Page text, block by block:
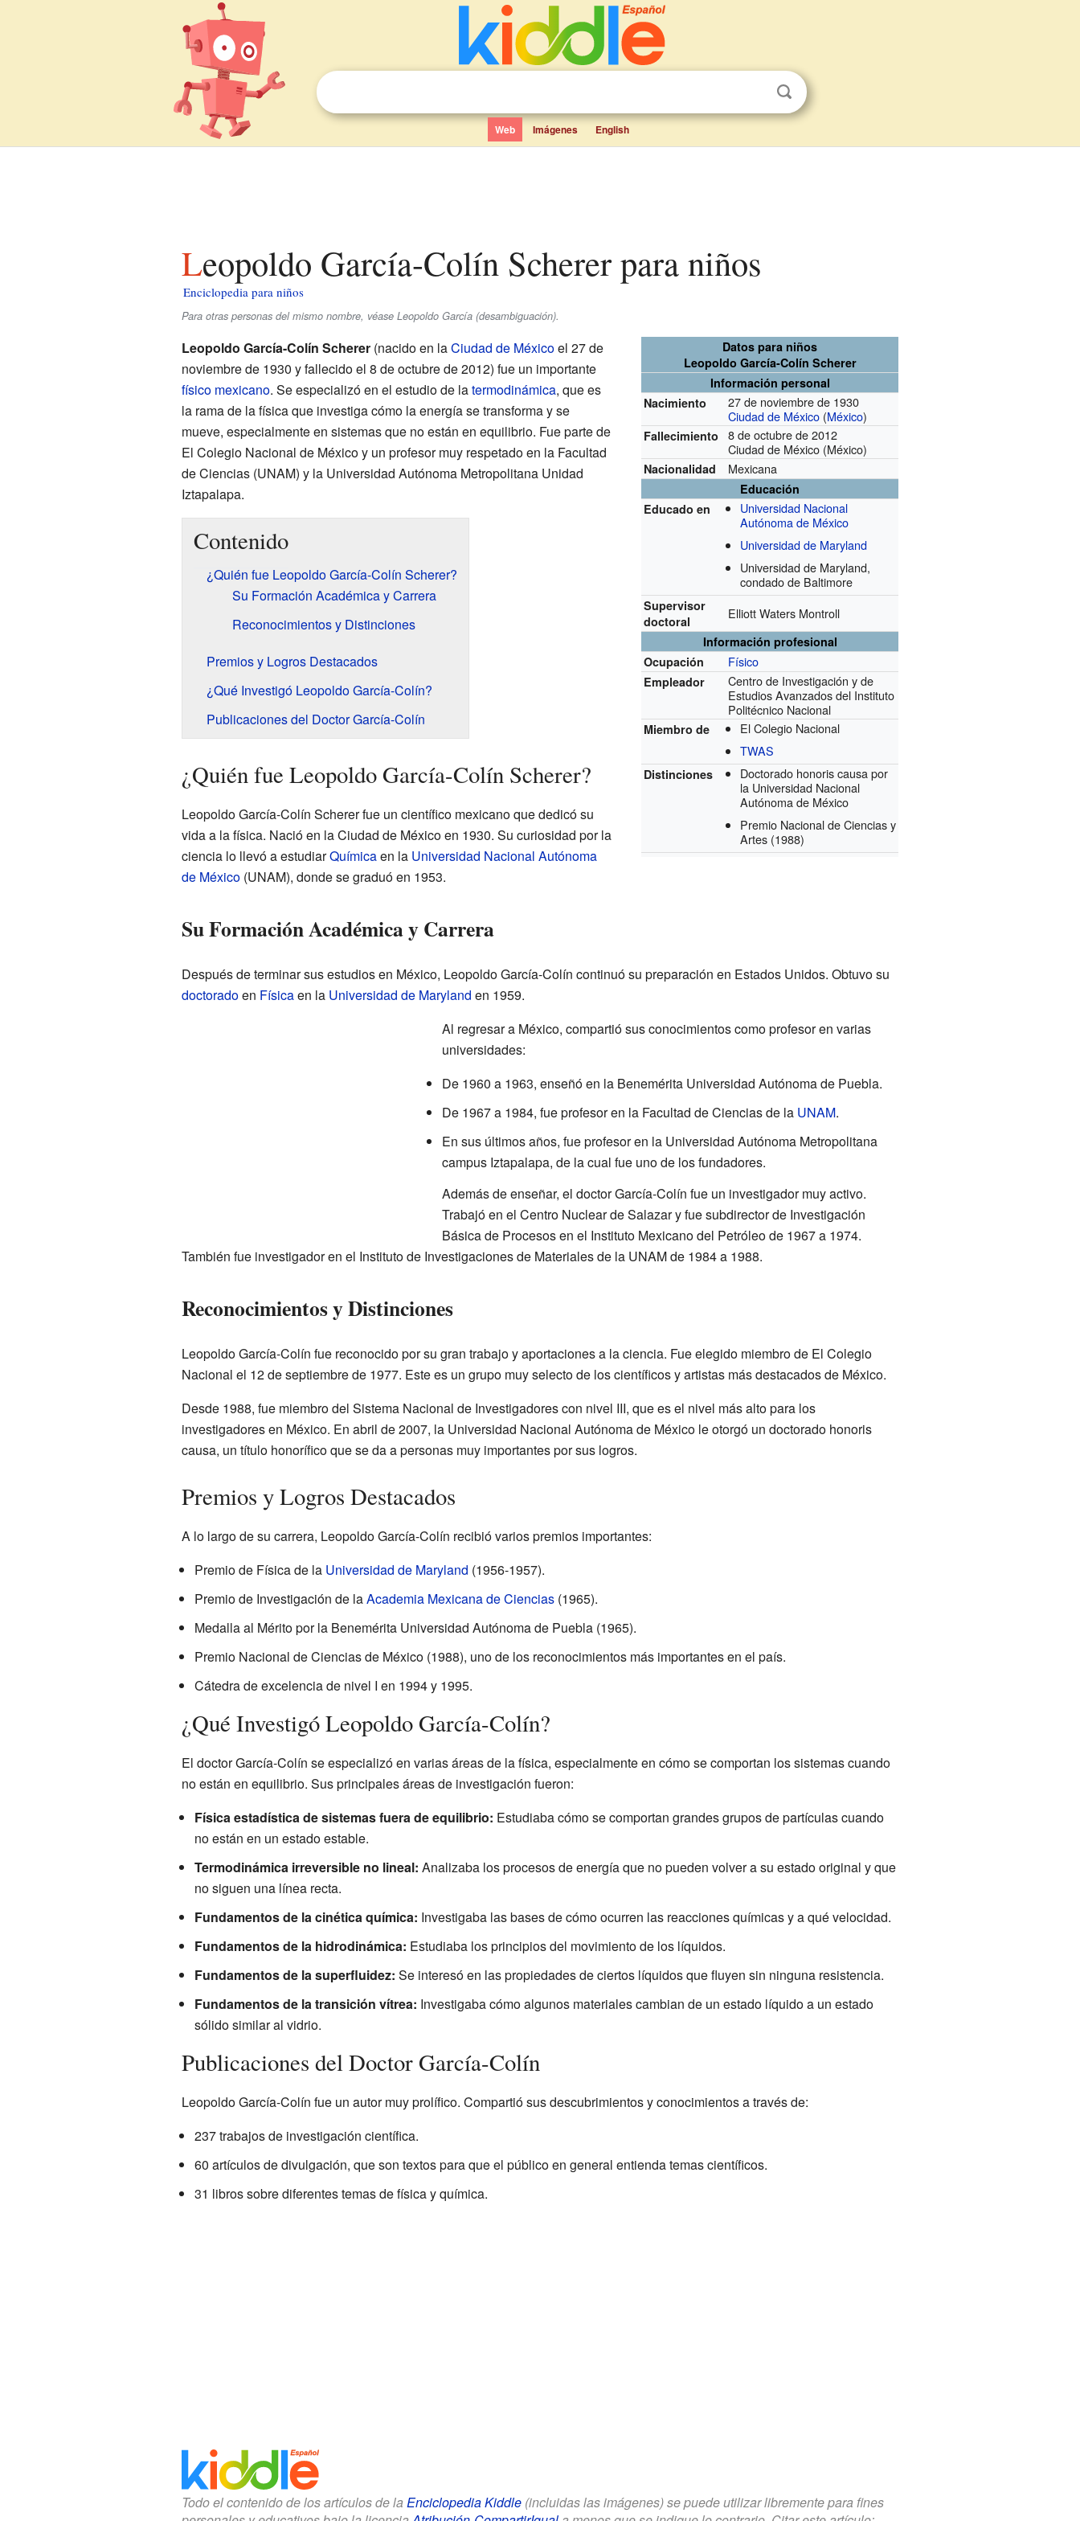
Web Imágenes English
Leopoldo García-Colín Scherer para niños
Enciclopedia para niños
Para otras personas del mismo nombre, véase Leopoldo García (desambiguación).
Datos para niños
Leopoldo García-Colín Scherer
Información personal
Nacimiento
27 de noviembre de 1930
Ciudad de México (México)
Fallecimiento
8 de octubre de 2012
Ciudad de México (México)
Nacionalidad Mexicana
Educación
Educado en
Universidad Nacional
Autónoma de México
Universidad de Maryland
Universidad de Maryland,
condado de Baltimore
Supervisor
doctoral
Elliott Waters Montroll
Información profesional
Ocupación
Físico
Empleador
Centro de Investigación y de
Estudios Avanzados del Instituto
Politécnico Nacional
Miembro de
El Colegio Nacional
TWAS
Distinciones
Doctorado honoris causa por
la Universidad Nacional
Autónoma de México
Premio Nacional de Ciencias y
Artes (1988)
Leopoldo García-Colín Scherer(nacido en laCiudad de Méxicoel 27 de
noviembre de 1930 y fallecido el 8 de octubre de 2012) fue un importante
físico mexicano. Se especializó en el estudio de latermodinámica, que es
la rama de la física que investiga cómo la energía se transforma y se
mueve, especialmente en sistemas que no están en equilibrio. Fue parte de
El Colegio Nacional de México y un profesor muy respetado en la Facultad
de Ciencias (UNAM) y la Universidad Autónoma Metropolitana Unidad
Iztapalapa.
Contenido
¿Quién fue Leopoldo García-Colín Scherer?
Su Formación Académica y Carrera
Reconocimientos y Distinciones
Premios y Logros Destacados
¿Qué Investigó Leopoldo García-Colín?
Publicaciones del Doctor García-Colín
¿Quién fue Leopoldo García-Colín Scherer?
Leopoldo García-Colín Scherer fue un científico mexicano que dedicó su
vida a la física. Nació en la Ciudad de México en 1930. Su curiosidad por la
ciencia lo llevó a estudiarQuímicaen la Universidad Nacional Autónoma
de México(UNAM), donde se graduó en 1953.
Su Formación Académica y Carrera
Después de terminar sus estudios en México, Leopoldo García-Colín continuó su preparación en Estados Unidos. Obtuvo su
doctoradoen Físicaen la Universidad de Maryland en 1959.
Al regresar a México, compartió sus conocimientos como profesor en varias
universidades:
De 1960 a 1963, enseñó en la Benemérita Universidad Autónoma de Puebla.
De 1967 a 1984, fue profesor en la Facultad de Ciencias de la UNAM.
En sus últimos años, fue profesor en la Universidad Autónoma Metropolitana
campus Iztapalapa, de la cual fue uno de los fundadores.
Además de enseñar, el doctor García-Colín fue un investigador muy activo.
Trabajó en el Centro Nuclear de Salazar y fue subdirector de Investigación
Básica de Procesos en el Instituto Mexicano del Petróleo de 1967 a 1974.
También fue investigador en el Instituto de Investigaciones de Materiales de la UNAM de 1984 a 1988.
Reconocimientos y Distinciones
Leopoldo García-Colín fue reconocido por su gran trabajo y aportaciones a la ciencia. Fue elegido miembro de El Colegio
Nacional el 12 de septiembre de 1977. Este es un grupo muy selecto de los científicos y artistas más destacados de México.
Desde 1988, fue miembro del Sistema Nacional de Investigadores con nivel III, que es el nivel más alto para los
investigadores en México. En abril de 2007, la Universidad Nacional Autónoma de México le otorgó un doctorado honoris
causa, un título honorífico que se da a personas muy importantes por sus logros.
Premios y Logros Destacados
A lo largo de su carrera, Leopoldo García-Colín recibió varios premios importantes:
Premio de Física de la Universidad de Maryland (1956-1957).
Premio de Investigación de laAcademia Mexicana de Ciencias(1965).
Medalla al Mérito por la Benemérita Universidad Autónoma de Puebla (1965).
Premio Nacional de Ciencias de México (1988), uno de los reconocimientos más importantes en el país.
Cátedra de excelencia de nivel I en 1994 y 1995.
¿Qué Investigó Leopoldo García-Colín?
El doctor García-Colín se especializó en varias áreas de la física, especialmente en cómo se comportan los sistemas cuando
no están en equilibrio. Sus principales áreas de investigación fueron:
Física estadística de sistemas fuera de equilibrio: Estudiaba cómo se comportan grandes grupos de partículas cuando
no están en un estado estable.
Termodinámica irreversible no lineal: Analizaba los procesos de energía que no pueden volver a su estado original y que
no siguen una línea recta.
Fundamentos de la cinética química: Investigaba las bases de cómo ocurren las reacciones químicas y a qué velocidad.
Fundamentos de la hidrodinámica: Estudiaba los principios del movimiento de los líquidos.
Fundamentos de la superfluidez: Se interesó en las propiedades de ciertos líquidos que fluyen sin ninguna resistencia.
Fundamentos de la transición vítrea: Investigaba cómo algunos materiales cambian de un estado líquido a un estado
sólido similar al vidrio.
Publicaciones del Doctor García-Colín
Leopoldo García-Colín fue un autor muy prolífico. Compartió sus descubrimientos y conocimientos a través de:
237 trabajos de investigación científica.
60 artículos de divulgación, que son textos para que el público en general entienda temas científicos.
31 libros sobre diferentes temas de física y química.
Todo el contenido de los artículos de la Enciclopedia Kiddle(incluidas las imágenes) se puede utilizar libremente para fines